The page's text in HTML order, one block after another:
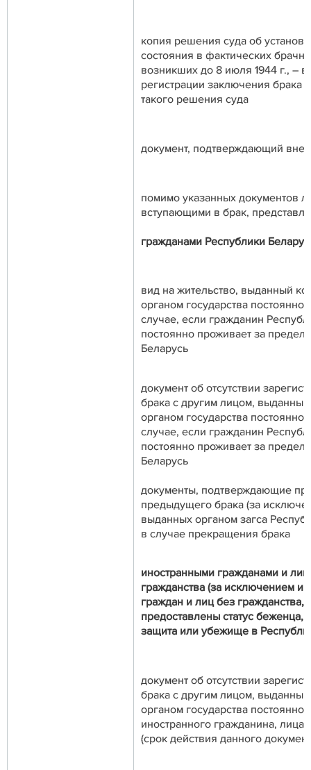
копия решения суда об
состояния в фактических
возникших до 8 июля 1944 г., – в
регистрации заключения брака
такого решения суда
документ, подтверждающий
помимо указанных документов
вступающими в брак,
гражданами Республики
вид на жительство, выданный
органом государства
случае, если гражданин
постоянно проживает за
Беларусь
документ об отсутствии
брака с другим лицом,
органом государства
случае, если гражданин
постоянно проживает за
Беларусь
документы, подтверждающие
предыдущего брака (за
выданных органом загса
в случае прекращения брака
иностранными гражданами и
гражданства (за исключением
граждан и лиц без гражданства,
предоставлены статус беженца,
защита или убежище в
документ об отсутствии
брака с другим лицом,
органом государства
иностранного гражданина, лица
(срок действия данного